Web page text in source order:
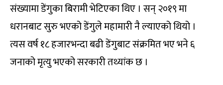
संख्यामा डेंगुका बिरामी भेटिएका थिए । सन् २०१९ मा
धरानबाट सुरु भएको डेंगुले महामारी नै ल्याएको थियो ।
त्यस वर्ष १८ हजारभन्दा बढी डेंगुबाट संक्रमित भए भने ६
जनाको मृत्यु भएको सरकारी तथ्यांक छ ।